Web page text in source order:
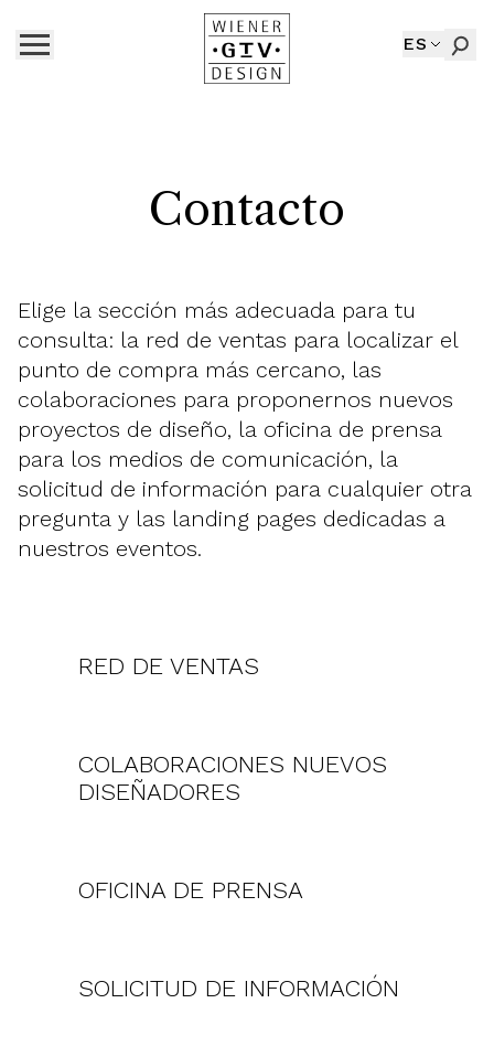
ES
Contacto
Elige la sección más adecuada para tu
consulta: la red de ventas para localizar el
punto de compra más cercano, las
colaboraciones para proponernos nuevos
proyectos de diseño, la oficina de prensa
para los medios de comunicación, la
solicitud de información para cualquier otra
pregunta y las landing pages dedicadas a
nuestros eventos.
RED DE VENTAS
COLABORACIONES NUEVOS
DISEÑADORES
OFICINA DE PRENSA
SOLICITUD DE INFORMACIÓN